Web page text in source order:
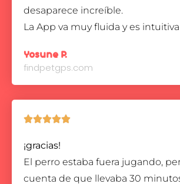
desaparece increíble.
La App va muy fluida y es intuitiva
Yosune P.
findpetgps.com

¡gracias!
El perro estaba fuera jugando,
cuenta de que llevaba 30